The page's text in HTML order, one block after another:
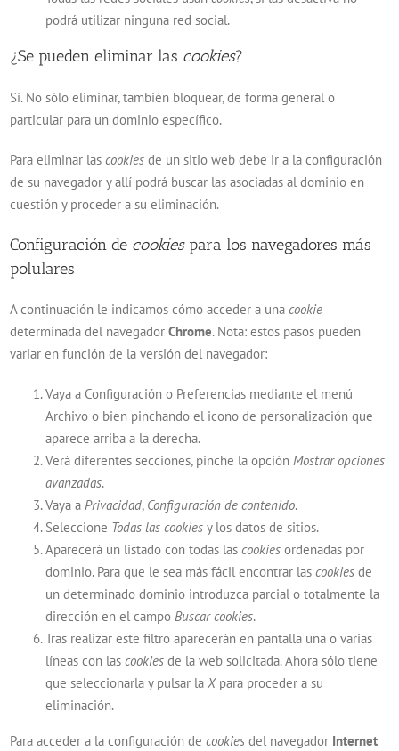
podrá utilizar ninguna red social.
¿Se pueden eliminar las cookies?
Sí. No sólo eliminar, también bloquear, de forma general o
particular para un dominio específico.
Para eliminar lascookies de un sitio web debe ir a la configuración
de su navegador y allí podrá buscar las asociadas al dominio en
cuestión y proceder a su eliminación.
Configuración de cookiespara los navegadores más
polulares
A continuación le indicamos cómo acceder a unacookie
determinada del navegadorChrome. Nota: estos pasos pueden
variar en función de la versión del navegador:
Vaya a Configuración o Preferencias mediante el menú
Archivo o bien pinchando el icono de personalización que
aparece arriba a la derecha.
Verá diferentes secciones, pinche la opciónMostrar opciones
avanzadas.
Vaya aPrivacidad, Configuración de contenido.
Seleccione Todas lascookies y los datos de sitios.
Aparecerá un listado con todas lascookies ordenadas por
dominio. Para que le sea más fácil encontrar lascookies de
un determinado dominio introduzca parcial o totalmente la
dirección en el campoBuscar cookies.
Tras realizar este filtro aparecerán en pantalla una o varias
líneas con lascookies de la web solicitada. Ahora sólo tiene
que seleccionarla y pulsar laXpara proceder a su
eliminación.
Para acceder a la configuración decookies del navegador Internet